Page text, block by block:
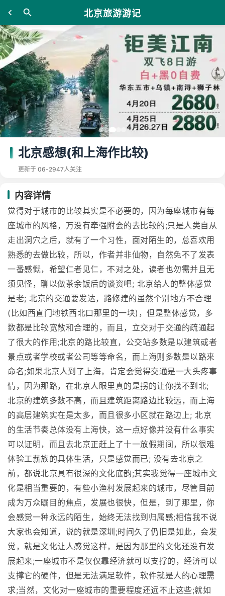
北京旅游游记
北京感想(和上海作比较)
更新于 06-2947人关注
内容详情
觉得对于城市的比较其实是不必要的，因为每座城市有每
座城市的风格，万没有牵强附会的去比较的;只是人类自从
走出洞穴之后，就有了一个习性，面对陌生的，总喜欢用
熟悉的去做比较，所以，作者并非仙物，自然免不了发表
一番感慨，希望仁者见仁，不对之处，读者也勿需并且无
须见怪，聊以做茶余饭后的谈资吧; 北京给人的整体感觉
是老; 北京的交通要发达，路修建的虽然个别地方不合理
(比如西直门地铁西北口那里的一块)，但是整体感觉，多
数都是比较宽敞和合理的，而且，立交对于交通的疏通起
了很大的作用;北京的路比较直，公交站多数是以建筑或者
景点或者学校或者公司等等命名，而上海则多数是以路来
命名;如果北京人到了上海，肯定会觉得交通是一大头疼事
情，因为那路，在北京人眼里真的是拐的让你找不到北;
北京的建筑多数不高，而且建筑距离路边比较远，而上海
的高层建筑实在是太多，而且很多小区就在路边上; 北京
的生活节奏总体没有上海快，这一点好像并没有什么事实
可以证明，而且去北京正赶上了十一放假期间，所以很难
体验工薪族的具体生活，只是感觉而已; 没有去北京之
前，都说北京具有很深的文化底韵;其实我觉得一座城市文
化是相当重要的，有些小渔村发展起来的城市，尽管目前
成为万众瞩目的焦点，发展也很快，但是，到了那里，你
会感觉一种永远的陌生，始终无法找到归属感;相信我不说
大家也会知道，说的就是深圳;时间久了仍旧是如此，会发
觉，就是文化让人感觉这样，是因为那里的文化还没有发
展起来;一座城市不是仅仅靠经济就可以支撑的，经济可以
支撑它的硬件，但是无法满足软件，软件就是人的心理需
求;当然，文化对一座城市的重要程度还远不止这些;就如